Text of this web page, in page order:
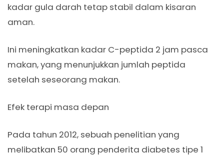
kadar gula darah tetap stabil dalam kisaran
aman.
Ini meningkatkan kadar C-peptida 2 jam pasca
makan, yang menunjukkan jumlah peptida
setelah seseorang makan.
Efek terapi masa depan
Pada tahun 2012, sebuah penelitian yang
melibatkan 50 orang penderita diabetes tipe 1